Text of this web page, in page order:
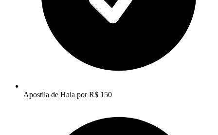
Apostila de Haia por R$ 150